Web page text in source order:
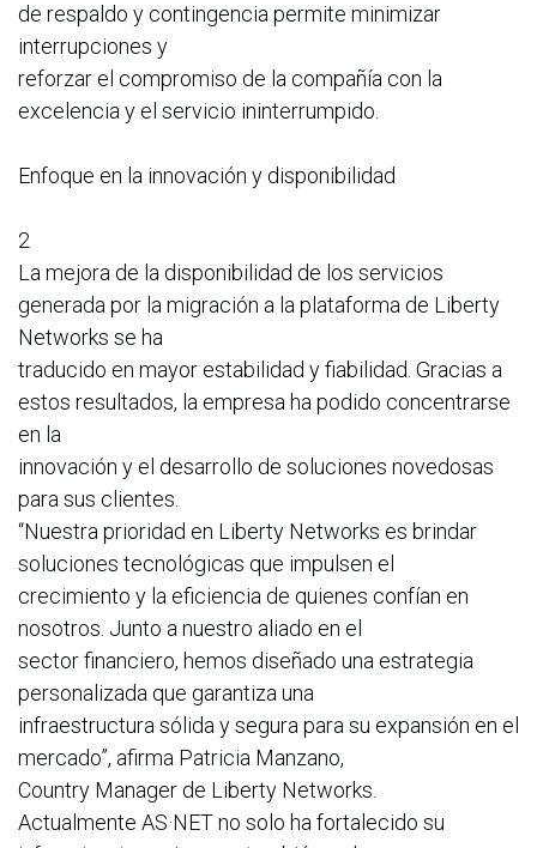
de respaldo y contingencia permite minimizar
interrupciones y
reforzar el compromiso de la compañía con la
excelencia y el servicio ininterrumpido.
Enfoque en la innovación y disponibilidad
2
La mejora de la disponibilidad de los servicios
generada por la migración a la plataforma de Liberty
Networks se ha
traducido en mayor estabilidad y fiabilidad. Gracias a
estos resultados, la empresa ha podido concentrarse
en la
innovación y el desarrollo de soluciones novedosas
para sus clientes.
“Nuestra prioridad en Liberty Networks es brindar
soluciones tecnológicas que impulsen el
crecimiento y la eficiencia de quienes confían en
nosotros. Junto a nuestro aliado en el
sector financiero, hemos diseñado una estrategia
personalizada que garantiza una
infraestructura sólida y segura para su expansión en el
mercado”, afirma Patricia Manzano,
Country Manager de Liberty Networks.
Actualmente AS·NET no solo ha fortalecido su